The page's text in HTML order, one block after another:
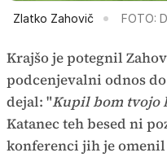
Zlatko Zahovič FOTO:
Krajšo je potegnil
podcenjevalni odnos
dejal: "Kupil bom tvojo
Katanec teh besed ni
konferenci jih je